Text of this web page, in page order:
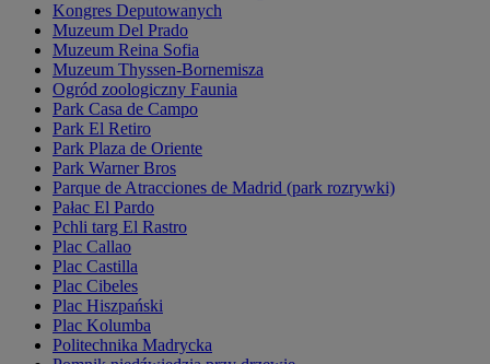
Kongres Deputowanych
Muzeum Del Prado
Muzeum Reina Sofia
Muzeum Thyssen-Bornemisza
Ogród zoologiczny Faunia
Park Casa de Campo
Park El Retiro
Park Plaza de Oriente
Park Warner Bros
Parque de Atracciones de Madrid (park rozrywki)
Pałac El Pardo
Pchli targ El Rastro
Plac Callao
Plac Castilla
Plac Cibeles
Plac Hiszpański
Plac Kolumba
Politechnika Madrycka